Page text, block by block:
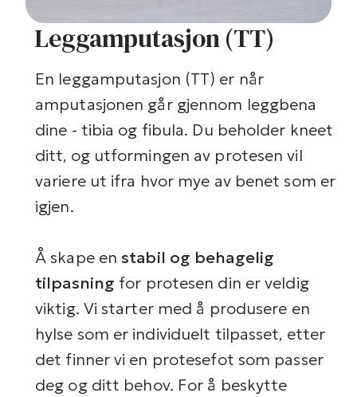
Leggamputasjon (TT)
En leggamputasjon (TT) er når
amputasjonen går gjennom leggbena
dine - tibia og fibula. Du beholder kneet
ditt, og utformingen av protesen vil
variere ut ifra hvor mye av benet som er
igjen.
Å skape enstabil og behagelig
tilpasning for protesen din er veldig
viktig. Vi starter med å produsere en
hylse som er individuelt tilpasset, etter
det finner vi en protesefot som passer
deg og ditt behov. For å beskytte